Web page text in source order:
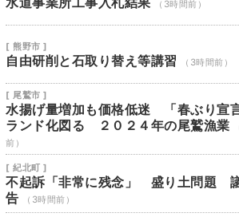
（3時間前）
[ 熊野市 ]
自由研削と石取り替え等講習 （3時間前）
[ 尾鷲市 ]
水揚げ量増加も価格低迷 「春ぶり宣
ランド化図る ２０２４年の尾鷲漁業
前）
[ 紀北町 ]
不起訴「非常に残念」 盛り土問題
告
（3時間前）